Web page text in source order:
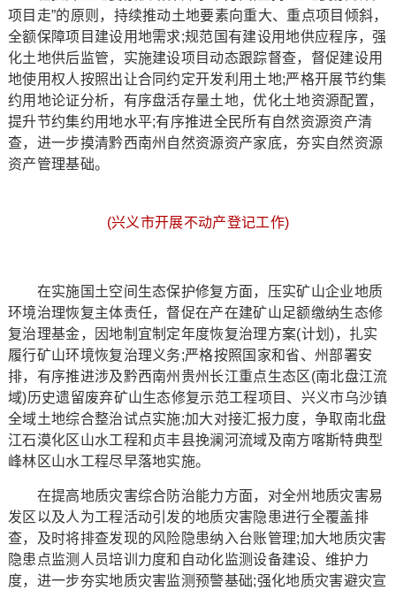
项目走”的原则，持续推动土地要素向重大、重点项目倾斜，
全额保障项目建设用地需求;规范国有建设用地供应程序，强
化土地供后监管，实施建设项目动态跟踪督查，督促建设用
地使用权人按照出让合同约定开发利用土地;严格开展节约集
约用地论证分析，有序盘活存量土地，优化土地资源配置，
提升节约集约用地水平;有序推进全民所有自然资源资产清
查，进一步摸清黔西南州自然资源资产家底，夯实自然资源
资产管理基础。
(兴义市开展不动产登记工作)
在实施国土空间生态保护修复方面，压实矿山企业地质
环境治理恢复主体责任，督促在产在建矿山足额缴纳生态修
复治理基金，因地制宜制定年度恢复治理方案(计划)，扎实
履行矿山环境恢复治理义务;严格按照国家和省、州部署安
排，有序推进涉及黔西南州贵州长江重点生态区(南北盘江流
域)历史遗留废弃矿山生态修复示范工程项目、兴义市乌沙镇
全域土地综合整治试点实施;加大对接汇报力度，争取南北盘
江石漠化区山水工程和贞丰县挽澜河流域及南方喀斯特典型
峰林区山水工程尽早落地实施。
在提高地质灾害综合防治能力方面，对全州地质灾害易
发区以及人为工程活动引发的地质灾害隐患进行全覆盖排
查，及时将排查发现的风险隐患纳入台账管理;加大地质灾害
隐患点监测人员培训力度和自动化监测设备建设、维护力
度，进一步夯实地质灾害监测预警基础;强化地质灾害避灾宣